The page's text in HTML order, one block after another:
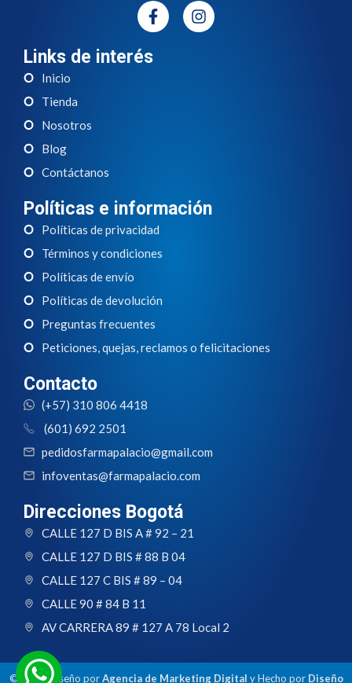
Links de interés
Inicio
Tienda
Nosotros
Blog
Contáctanos
Políticas e información
Políticas de privacidad
Términos y condiciones
Políticas de envío
Políticas de devolución
Preguntas frecuentes
Peticiones, quejas, reclamos o felicitaciones
Contacto
(+57) 310 806 4418
(601) 692 2501
pedidosfarmapalacio@gmail.com
infoventas@farmapalacio.com
Direcciones Bogotá
CALLE 127 D BIS A # 92 – 21
CALLE 127 D BIS # 88 B 04
CALLE 127 C BIS # 89 – 04
CALLE 90 # 84 B 11
AV CARRERA 89 # 127 A 78 Local 2
© 2024 Diseño porAgencia de Marketing Digital y Hecho por Diseño